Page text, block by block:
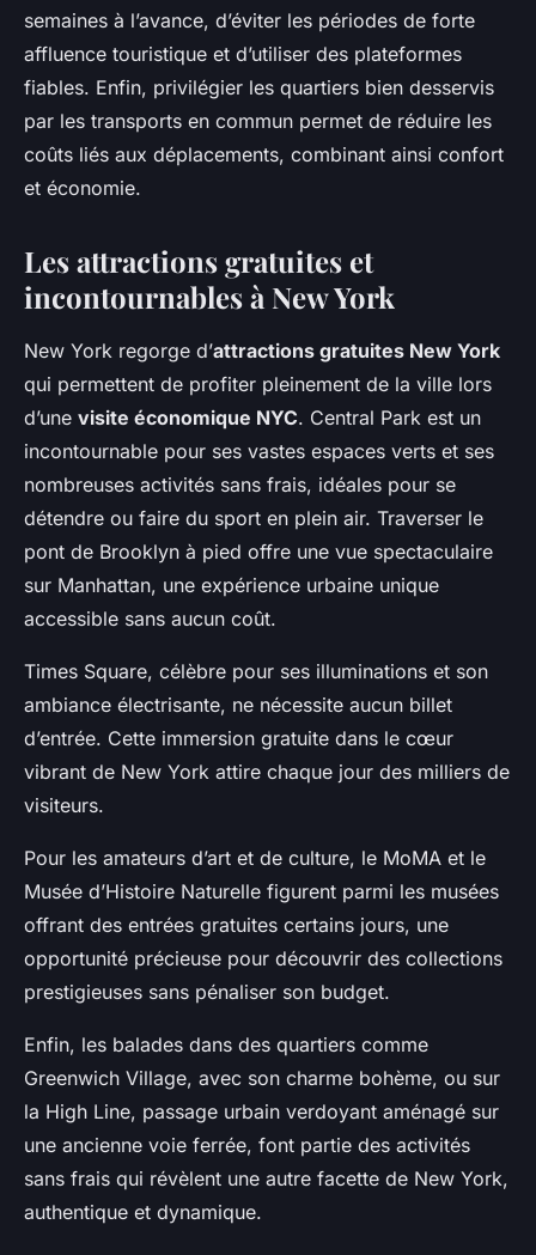
semaines à l’avance, d’éviter les périodes de forte
affluence touristique et d’utiliser des plateformes
fiables. Enfin, privilégier les quartiers bien desservis
par les transports en commun permet de réduire les
coûts liés aux déplacements, combinant ainsi confort
et économie.
Les attractions gratuites et
incontournables à New York
New York regorge d’attractions gratuites New York
qui permettent de profiter pleinement de la ville lors
d’une visite économique NYC. Central Park est un
incontournable pour ses vastes espaces verts et ses
nombreuses activités sans frais, idéales pour se
détendre ou faire du sport en plein air. Traverser le
pont de Brooklyn à pied offre une vue spectaculaire
sur Manhattan, une expérience urbaine unique
accessible sans aucun coût.
Times Square, célèbre pour ses illuminations et son
ambiance électrisante, ne nécessite aucun billet
d’entrée. Cette immersion gratuite dans le cœur
vibrant de New York attire chaque jour des milliers de
visiteurs.
Pour les amateurs d’art et de culture, le MoMA et le
Musée d’Histoire Naturelle figurent parmi les musées
offrant des entrées gratuites certains jours, une
opportunité précieuse pour découvrir des collections
prestigieuses sans pénaliser son budget.
Enfin, les balades dans des quartiers comme
Greenwich Village, avec son charme bohème, ou sur
la High Line, passage urbain verdoyant aménagé sur
une ancienne voie ferrée, font partie des activités
sans frais qui révèlent une autre facette de New York,
authentique et dynamique.